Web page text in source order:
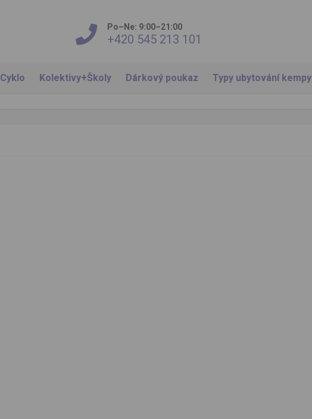
Po–Ne: 9:00–21:00
+420 545 213 101
Cyklo Kolektivy+Školy Dárkový poukaz Typy ubytování kempy